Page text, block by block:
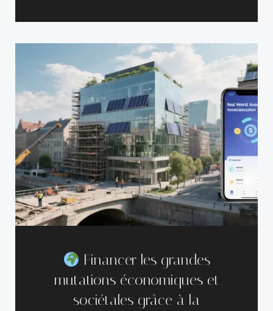
Financer les grandes
mutations économiques et
sociétales grâce à la